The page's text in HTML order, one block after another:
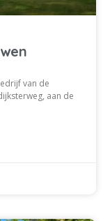
van de
aan de